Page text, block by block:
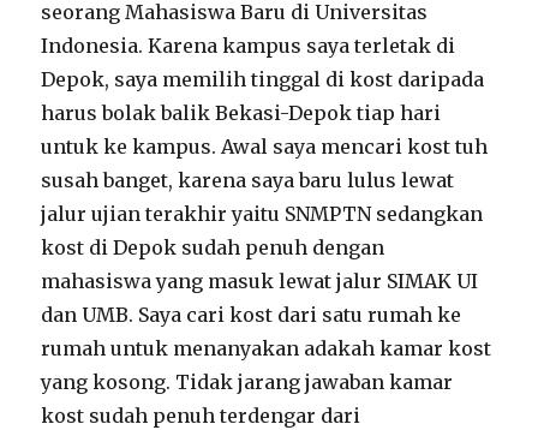
seorang Mahasiswa Baru di Universitas
Indonesia. Karena kampus saya terletak di
Depok, saya memilih tinggal di kost daripada
harus bolak balik Bekasi-Depok tiap hari
untuk ke kampus.Awal saya mencari kost tuh
susah banget, karena saya baru lulus lewat
jalur ujian terakhir yaitu SNMPTN sedangkan
kost di Depok sudah penuh dengan
mahasiswa yang masuk lewat jalur SIMAK UI
dan UMB. Saya cari kost dari satu rumah ke
rumah untuk menanyakan adakah kamar kost
yang kosong. Tidak jarang jawaban kamar
kost sudah penuh terdengar dari